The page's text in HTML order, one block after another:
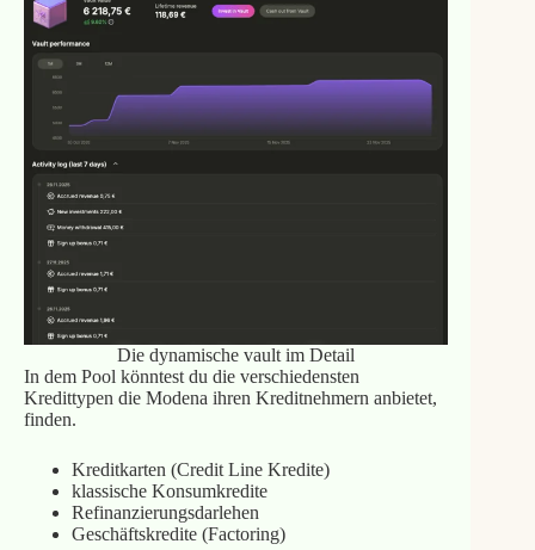
Die dynamische vault im Detail
In dem Pool könntest du die verschiedensten
Kredittypen die Modena ihren Kreditnehmern anbietet,
finden.
Kreditkarten (Credit Line Kredite)
klassische Konsumkredite
Refinanzierungsdarlehen
Geschäftskredite (Factoring)